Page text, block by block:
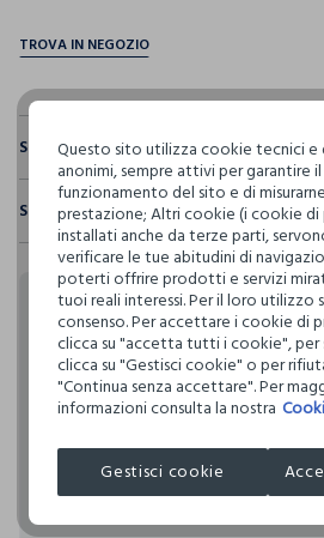
Sostenibilità e trasparenza
Sicurezza
Il 100% dei nostri articoli viene
fisici, per verificarne il rispetto dei
definito per l’uso di sostanze
restrittivi rispetto a quelli previsti
internazionale.
Clicca qui per vedere i dettagli
I nostri fornitori
MADE IN POLAND
Spedizione e resi
Hai fino a 30 giorni dalla consegna
cambiare idea e restituire i prodotti
Rendi speciali
acquisti
rendono
speciali i tuoi acquisti: ti aspettano
sorprese pensate solo per te tutto
Questo sito utilizza cookie tecnici e
anonimi, sempre attivi per garantire il
funzionamento del sito e di
prestazione; Altri cookie (i cookie
installati anche da terze parti,
verificare le tue abitudini di
poterti offrire prodotti e servizi
tuoi reali interessi. Per il loro utilizzo
consenso. Per accettare i cookie di
clicca su "accetta tutti i cookie", per
clicca su "Gestisci cookie" o per
"Continua senza accettare". Per
informazioni consulta la nostra
Gestisci cookie